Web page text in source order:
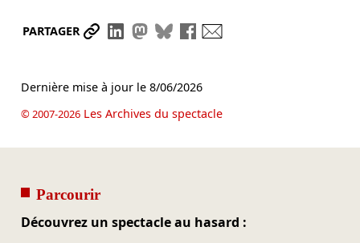
PARTAGER Partager le lien
Partager sur LinkedIn
Partager sur Mastodon
Partager sur Bluesky
Partager sur Facebook
Dernière mise à jour le 8/06/2026
© 2007-2026Les Archives du spectacle
Parcourir
Découvrez un spectacle au hasard :